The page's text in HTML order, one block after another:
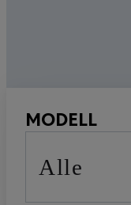
MODELL
Alle